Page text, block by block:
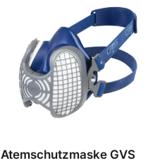
Atemschutzmaske GVS